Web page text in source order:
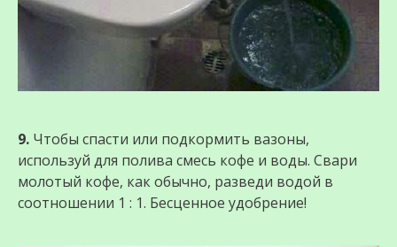
9. Чтобы спасти или подкормить вазоны,
используй для полива смесь кофе и воды. Свари
молотый кофе, как обычно, разведи водой в
соотношении 1 : 1. Бесценное удобрение!